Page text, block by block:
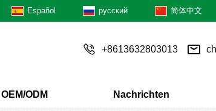
Español русский 简体中文
+8613632803013
OEM/ODM Nachrichten